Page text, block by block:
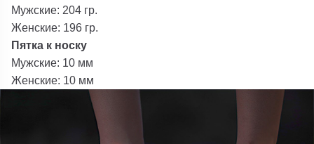
Мужские: 204 гр.
Женские: 196 гр.
Пятка к носку
Мужские: 10 мм
Женские: 10 мм